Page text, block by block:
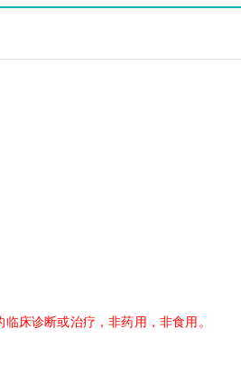
床诊断或治疗，非药用，非食用。